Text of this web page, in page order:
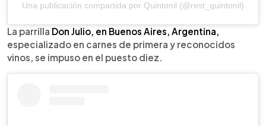
Una publicación compartida por Quintonil (@rest_quintonil)
La parrilla Don Julio, en Buenos Aires, Argentina,
especializado en carnes de primera y reconocidos
vinos, se impuso en el puesto diez.